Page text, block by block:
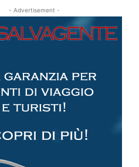
- Advertisement -